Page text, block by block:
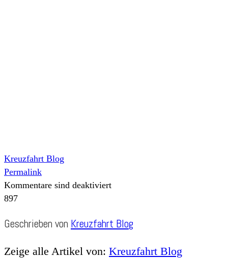
Kreuzfahrt Blog
Permalink
Kommentare sind deaktiviert
897
Geschrieben von Kreuzfahrt Blog
Zeige alle Artikel von: Kreuzfahrt Blog